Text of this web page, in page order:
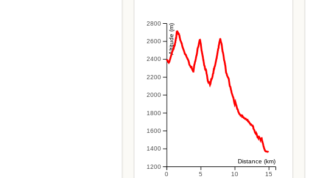
1200
1400
1600
1800
2000
2200
2400
2600
2800 Altitude (m)
0 5 10 15
Distance (km)